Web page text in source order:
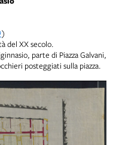
)
del XX secolo.
parte di Piazza Galvani,
posteggiati sulla piazza.